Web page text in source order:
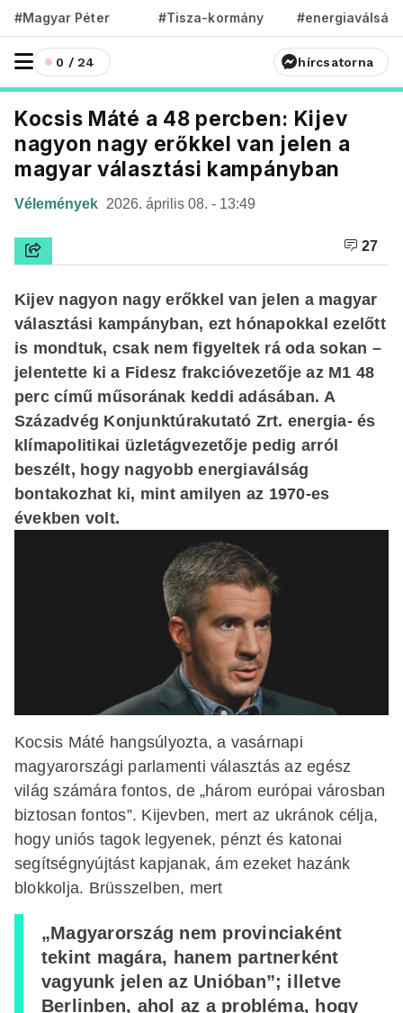
#Magyar Péter #Tisza-kormány #energiaválság
0 / 24 hírcsatorna
Kocsis Máté a 48 percben: Kijev
nagyon nagy erőkkel van jelen a
magyar választási kampányban
Vélemények 2026. április 08. - 13:49
27
Kijev nagyon nagy erőkkel van jelen a magyar
választási kampányban, ezt hónapokkal ezelőtt
is mondtuk, csak nem figyeltek rá oda sokan –
jelentette ki a Fidesz frakcióvezetője az M1 48
perc című műsorának keddi adásában. A
Századvég Konjunktúrakutató Zrt. energia- és
klímapolitikai üzletágvezetője pedig arról
beszélt, hogy nagyobb energiaválság
bontakozhat ki, mint amilyen az 1970-es
években volt.
Kocsis Máté hangsúlyozta, a vasárnapi
magyarországi parlamenti választás az egész
világ számára fontos, de „három európai városban
biztosan fontos”. Kijevben, mert az ukránok célja,
hogy uniós tagok legyenek, pénzt és katonai
segítségnyújtást kapjanak, ám ezeket hazánk
blokkolja. Brüsszelben, mert
„Magyarország nem provinciaként
tekint magára, hanem partnerként
vagyunk jelen az Unióban”; illetve
Berlinben, ahol az a probléma, hogy